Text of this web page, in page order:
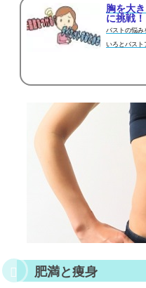
胸を大
に挑戦！
バストの悩
いろとバスト
肥満と痩身